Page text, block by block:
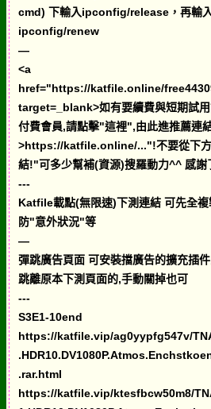
cmd) 下輸入ipconfig/release，再輸入
ipconfig/renew
—
<a
href="https://katfile.online/
target=_blank>如有要續費與短期試
付費會員,請點擊"這裡",由此進推薦連
>https://katfile.online/..."!不要從下
結!"可多少幫補(資源)搜羅動力^^ 感謝
---
Katfile載點(無限速)下測連結 可先全複
防"意外狀況"等
—
彈跳廣告頁面 可安裝擋廣告的擴充插
跳離原本下測頁面的,手動關掉也可
---
S3E1-10end
https://katfile.vip/ag0yypfg547v/
.rar.html
https://katfile.vip/ktesfbcw50m8/